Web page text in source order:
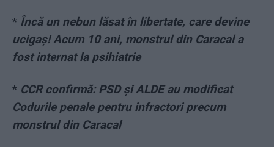
* Încă un nebun lăsat în libertate, care devine
ucigaș! Acum 10 ani, monstrul din Caracal a
fost internat la psihiatrie
* CCR confirmă: PSD și ALDE au modificat
Codurile penale pentru infractori precum
monstrul din Caracal